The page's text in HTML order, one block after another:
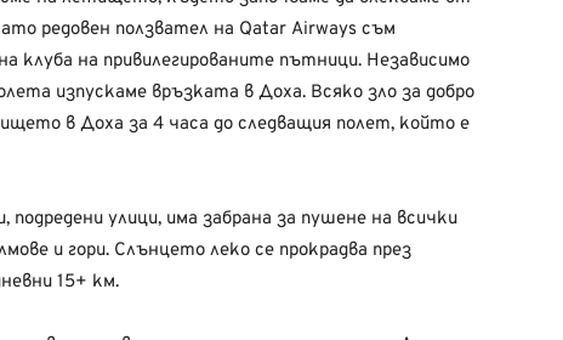
редовен ползвател на Qatar Airways съм
клуба на привилегированите пътници. Независимо
изпускаме връзката в Доха. Всяко зло за добро
в Доха за 4 часа до следващия полет, който е
подредени улици, има забрана за пушене на всички
и гори. Слънцето леко се прокрадва през
15+ км.